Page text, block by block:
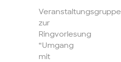
Veranstaltungsgruppe
zur
Ringvorlesung
“Umgang
mit